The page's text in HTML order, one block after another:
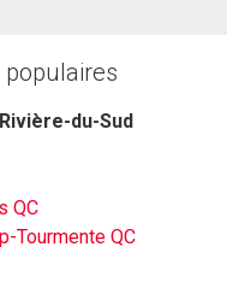
du-Sud
QC
Tourmente QC